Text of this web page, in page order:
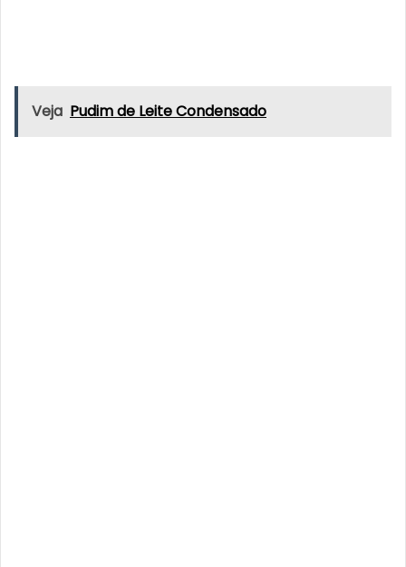
Veja Pudim de Leite Condensado